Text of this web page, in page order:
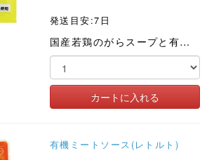
発送目安:7日
国産若鶏のがらスープと有機醤油、国産有機野菜を使用。液体タイプ
有機ミートソース(レトルト)